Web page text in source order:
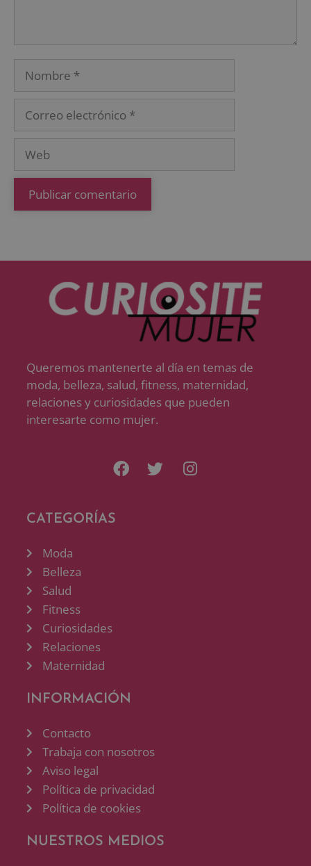
Queremos mantenerte al día en temas de
moda, belleza, salud, fitness, maternidad,
relaciones y curiosidades que pueden
interesarte como mujer.
CATEGORÍAS
Moda
Belleza
Salud
Fitness
Curiosidades
Relaciones
Maternidad
INFORMACIÓN
Contacto
Trabaja con nosotros
Aviso legal
Política de privacidad
Política de cookies
NUESTROS MEDIOS